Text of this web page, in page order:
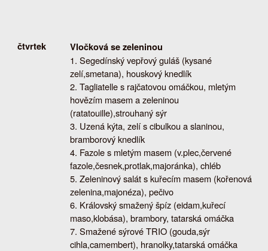
čtvrtek
Vločková se zeleninou
Segedínský vepřový guláš (kysané
zelí,smetana), houskový knedlík
Tagliatelle s rajčatovou omáčkou, mletým
hovězím masem a zeleninou
(ratatouille),strouhaný sýr
Uzená kýta, zelí s cibulkou a slaninou,
bramborový knedlík
Fazole s mletým masem (v.plec,červené
fazole,česnek,protlak,majoránka), chléb
Zeleninový salát s kuřecím masem (kořenová
zelenina,majonéza), pečivo
Královský smažený špíz (eidam,kuřecí
maso,klobása), brambory, tatarská omáčka
Smažené sýrové TRIO (gouda,sýr
cihla,camembert), hranolky,tatarská omáčka